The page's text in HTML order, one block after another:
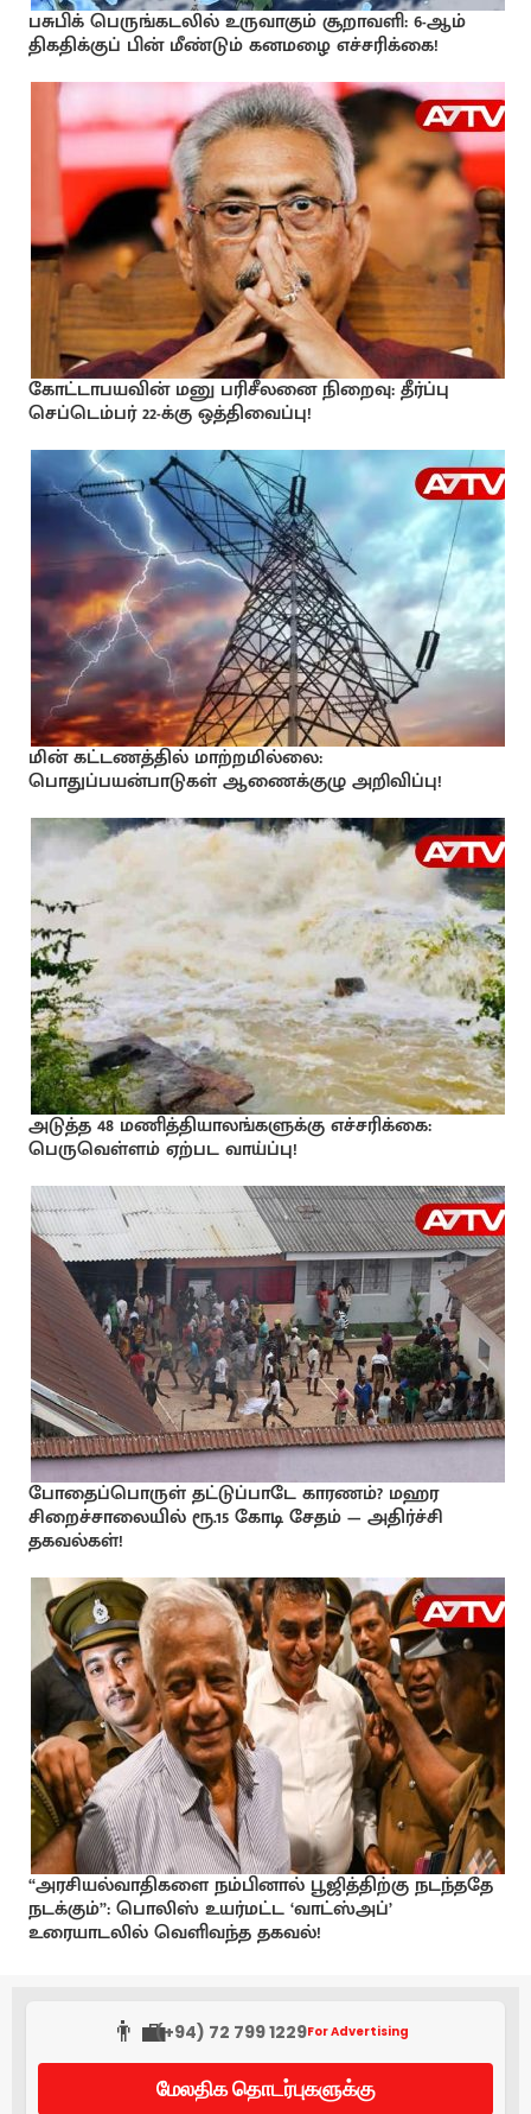
பசுபிக் பெருங்கடலில் உருவாகும் சூறாவளி: 6-ஆம்
திகதிக்குப் பின் மீண்டும் கனமழை எச்சரிக்கை!
கோட்டாபயவின் மனு பரிசீலனை நிறைவு: தீர்ப்பு
செப்டெம்பர் 22-க்கு ஒத்திவைப்பு!
மின் கட்டணத்தில் மாற்றமில்லை:
பொதுப்பயன்பாடுகள் ஆணைக்குழு அறிவிப்பு!
அடுத்த 48 மணித்தியாலங்களுக்கு எச்சரிக்கை:
பெருவெள்ளம் ஏற்பட வாய்ப்பு!
போதைப்பொருள் தட்டுப்பாடே காரணம்? மஹர
சிறைச்சாலையில் ரூ.15 கோடி சேதம் — அதிர்ச்சி
தகவல்கள்!
“அரசியல்வாதிகளை நம்பினால் பூஜித்திற்கு நடந்ததே
நடக்கும்”: பொலிஸ் உயர்மட்ட ‘வாட்ஸ்அப்’
உரையாடலில் வெளிவந்த தகவல்!
👨‍💼(+94) 72 799 1229For Advertising
மேலதிக தொடர்புகளுக்கு